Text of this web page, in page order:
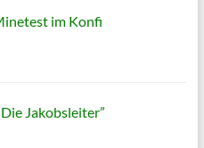
im Konfi
Jakobsleiter”